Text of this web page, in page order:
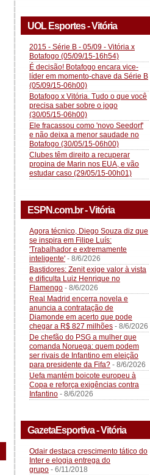
UOL Esportes - Vitória
2015 - Série B - 05/09 - Vitória x
Botafogo (05/09/15-16h54)
É decisão! Botafogo encara vice-
líder em momento-chave da Série B
(05/09/15-06h00)
Botafogo x Vitória. Tudo o que você
precisa saber sobre o jogo
(30/05/15-06h00)
Ele fracassou como 'novo Seedorf'
e não deixa a menor saudade no
Botafogo (30/05/15-06h00)
Clubes têm direito a recuperar
propina de Marin nos EUA, e vão
estudar caso (29/05/15-00h01)
ESPN.com.br - Vitória
Agora técnico, Diego Souza diz que
se inspira em Filipe Luís:
'Trabalhador e extremamente
inteligente' - 8/6/2026
Bastidores: Zenit exige valor à vista
e dificulta Luiz Henrique no
Flamengo - 8/6/2026
Real Madrid encerra novela e
anuncia a contratação de
Diamonde em acerto que pode
chegar a R$ 827 milhões - 8/6/2026
De chefão do PSG a mulher que
comanda Noruega: quem podem
ser rivais de Infantino em eleição
para presidente da Fifa? - 8/6/2026
Uefa mantém boicote europeu à
Copa e reforça exigências contra
Infantino - 8/6/2026
GazetaEsportiva - Vitória
Odair destaca crescimento tático do
Inter e elogia entrega do
grupo - 6/11/2018